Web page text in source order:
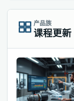
产品族
课程更新